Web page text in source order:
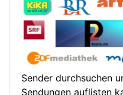
Sender durchsuchen
Sendungen auflisten